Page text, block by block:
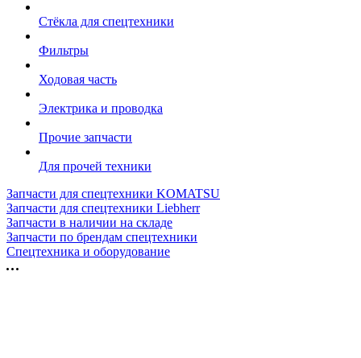
Стёкла для спецтехники
Фильтры
Ходовая часть
Электрика и проводка
Прочие запчасти
Для прочей техники
Запчасти для спецтехники KOMATSU
Запчасти для спецтехники Liebherr
Запчасти в наличии на складе
Запчасти по брендам спецтехники
Спецтехника и оборудование